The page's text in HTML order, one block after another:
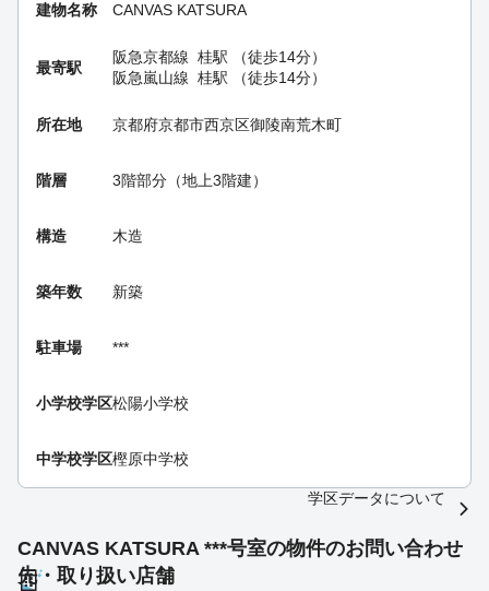
建物名称 CANVAS KATSURA
最寄駅
阪急京都線 桂駅 （徒歩14分）
阪急嵐山線 桂駅 （徒歩14分）
所在地 京都府京都市西京区御陵南荒木町
階層 3階部分（地上3階建）
構造 木造
築年数 新築
駐車場 ***
小学校学区松陽小学校
中学校学区樫原中学校
学区データについて
CANVAS KATSURA ***号室の物件のお問い合わせ
先・取り扱い店舗